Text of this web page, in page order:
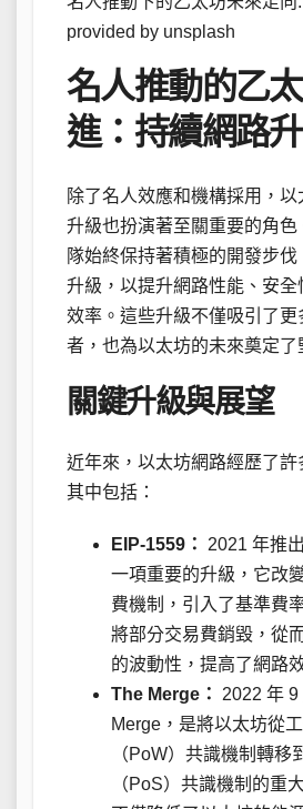
provided by unsplash
名人推動的乙
進：持續網路
除了名人效應和機構採用，
升級也扮演著至關重要的角色
隊始終保持著積極的開發步
升級，以提升網路性能、安全
效率。這些升級不僅吸引了更
者，也為以太坊的未來奠定了
關鍵升級與展望
近年來，以太坊網路經歷了許
其中包括：
EIP-1559：
2021 年推
一項重要的升級，它改
費機制，引入了基準費
將部分交易費銷毀，從
的波動性，提高了網路
The Merge：
2022 年
Merge，是將以太坊從
（PoW）共識機制轉移
（PoS）共識機制的重